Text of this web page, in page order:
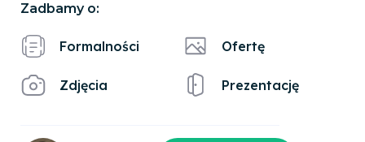
Zadbamy o:
Formalności
Zdjęcia
Ofertę
Prezentację